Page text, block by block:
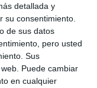
detallada y
su consentimiento.
de sus datos
pero usted
Sus
Puede cambiar
en cualquier
de fuego, y
la
que “la rápida
pública”.